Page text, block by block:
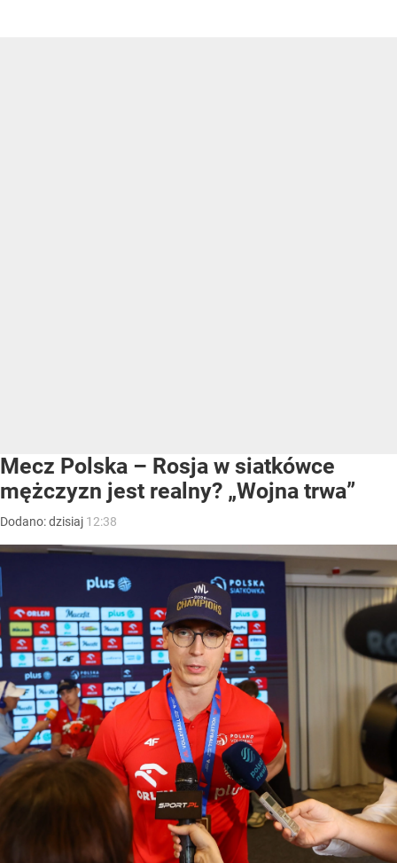
Mecz Polska – Rosja w siatkówce
mężczyzn jest realny? „Wojna trwa”
Dodano:dzisiaj 12:38